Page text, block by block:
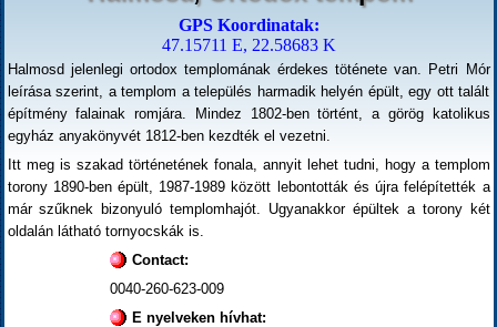
GPS Koordinatak:
47.15711 E, 22.58683 K
Halmosd jelenlegi ortodox templomának érdekes töténete van. Petri Mór
leírása szerint, a templom a település harmadik helyén épült, egy ott talált
építmény falainak romjára. Mindez 1802-ben történt, a görög katolikus
egyház anyakönyvét 1812-ben kezdték el vezetni.
Itt meg is szakad történetének fonala, annyit lehet tudni, hogy a templom
torony 1890-ben épült, 1987-1989 között lebontották és újra felépítették a
már szűknek bizonyuló templomhajót. Ugyanakkor épültek a torony két
oldalán látható tornyocskák is.
Contact:
0040-260-623-009
E nyelveken hívhat: